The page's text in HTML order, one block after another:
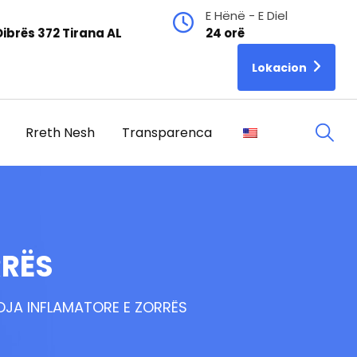
372 Tirana AL
E Hënë - E Diel
24 orë
Lokacion
Rreth Nesh Transparenca
INFLAMATORE E ZORRËS